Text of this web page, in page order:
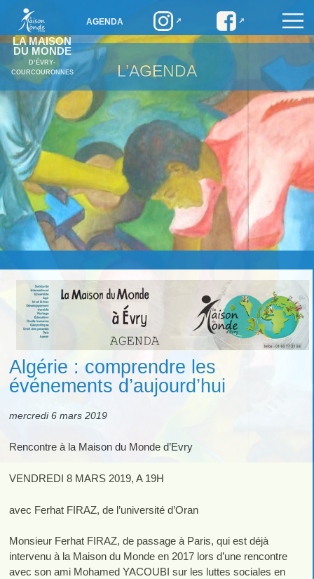
LA MAISON
DU MONDE
D’ÉVRY-
COURCOURONNES
AGENDA
L’AGENDA
Algérie : comprendre les
événements d’aujourd’hui
mercredi 6 mars 2019
Rencontre à la Maison du Monde d’Evry
VENDREDI 8 MARS 2019, A 19H
avec Ferhat FIRAZ, de l’université d’Oran
Monsieur Ferhat FIRAZ, de passage à Paris, qui est déjà
intervenu à la Maison du Monde en 2017 lors d’une rencontre
avec son ami Mohamed YACOUBI sur les luttes sociales en